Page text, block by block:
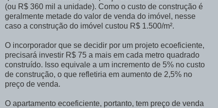
(ou R$ 360 mil a unidade). Como o custo de construção é
geralmente metade do valor de venda do imóvel, nesse
caso a construção do imóvel custou R$ 1.500/m².
O incorporador que se decidir por um projeto ecoeficiente,
precisará investir R$ 75 a mais em cada metro quadrado
construído. Isso equivale a um incremento de 5% no custo
de construção, o que refletiria em aumento de 2,5% no
preço de venda.
O apartamento ecoeficiente, portanto, tem preço de venda